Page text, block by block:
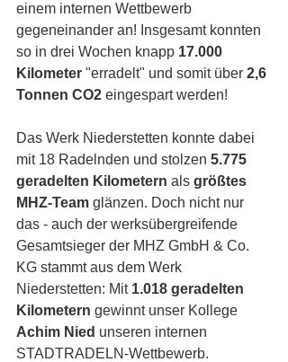
einem internen Wettbewerb
gegeneinander an! Insgesamt konnten
so in drei Wochen knapp 17.000
Kilometer "erradelt" und somit über 2,6
Tonnen CO2 eingespart werden!
Das Werk Niederstetten konnte dabei
mit 18 Radelnden und stolzen 5.775
geradelten Kilometern als größtes
MHZ-Team glänzen. Doch nicht nur
das - auch der werksübergreifende
Gesamtsieger der MHZ GmbH & Co.
KG stammt aus dem Werk
Niederstetten: Mit 1.018 geradelten
Kilometern gewinnt unser Kollege
Achim Nied unseren internen
STADTRADELN-Wettbewerb.